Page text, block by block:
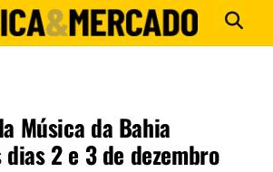
Música da Bahia
2 e 3 de dezembro